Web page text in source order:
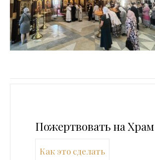
Пожертвовать на Храм
Как это сделать